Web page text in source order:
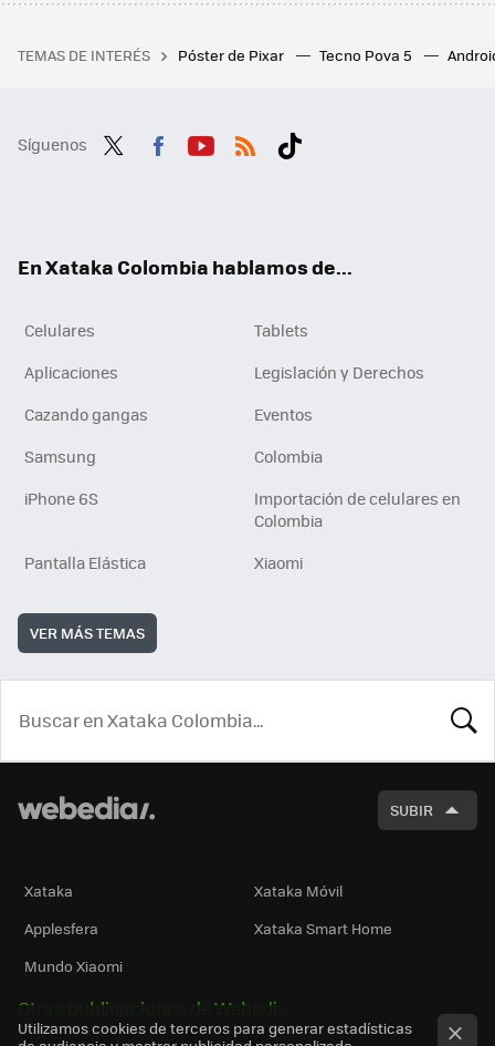
TEMAS DE INTERÉS Póster de Pixar Tecno Pova 5
Síguenos
En Xataka Colombia hablamos de...
Celulares
Tablets
Aplicaciones
Legislación y Derechos
Cazando gangas
Eventos
Samsung
Colombia
iPhone 6S
Importación de celulares en
Colombia
Pantalla Elástica
Xiaomi
VER MÁS TEMAS
SUBIR
Xataka
Xataka Móvil
Applesfera
Xataka Smart Home
Mundo Xiaomi
Otras publicaciones de Webedia
Utilizamos cookies de terceros para generar estadísticas